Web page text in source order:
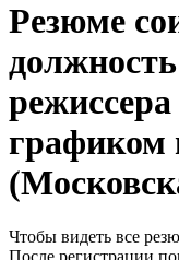
Резюме
графиком
Чтобы видеть все
После регистрации